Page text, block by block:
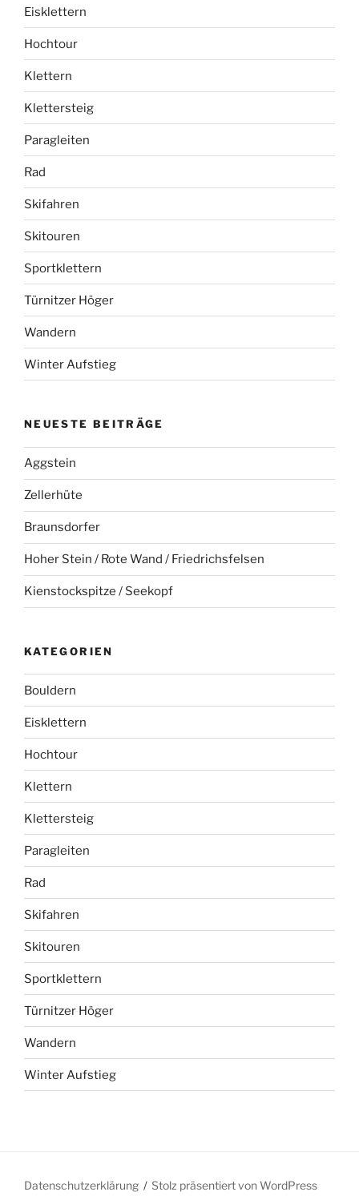
Eisklettern
Hochtour
Klettern
Klettersteig
Paragleiten
Rad
Skifahren
Skitouren
Sportklettern
Türnitzer Höger
Wandern
Winter Aufstieg
NEUESTE BEITRÄGE
Aggstein
Zellerhüte
Braunsdorfer
Hoher Stein / Rote Wand / Friedrichsfelsen
Kienstockspitze / Seekopf
KATEGORIEN
Bouldern
Eisklettern
Hochtour
Klettern
Klettersteig
Paragleiten
Rad
Skifahren
Skitouren
Sportklettern
Türnitzer Höger
Wandern
Winter Aufstieg
Datenschutzerklärung Stolz präsentiert von WordPress